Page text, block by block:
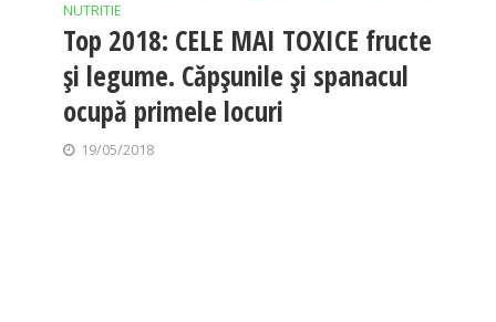
NUTRITIE
Top 2018: CELE MAI TOXICE fructe
și legume. Căpșunile și spanacul
ocupă primele locuri
19/05/2018